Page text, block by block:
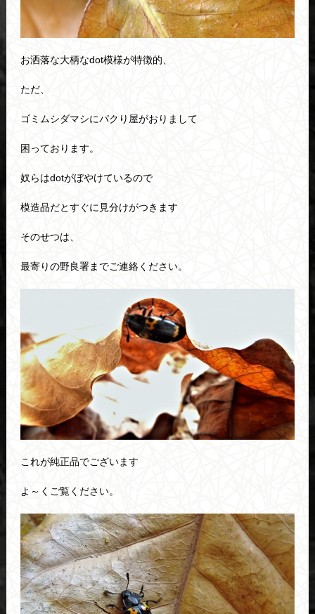
お洒落な大柄なdot模様が特徴的、
ただ、
ゴミムシダマシにパクり屋がおりまして
困っております。
奴らはdotがぼやけているので
模造品だとすぐに見分けがつきます
そのせつは、
最寄りの野良署までご連絡ください。
これが純正品でございます
よ～くご覧ください。